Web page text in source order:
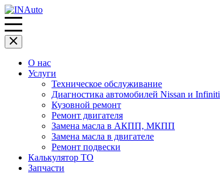
О нас
Услуги
Техническое обслуживание
Диагностика автомобилей Nissan и Infiniti
Кузовной ремонт
Ремонт двигателя
Замена масла в АКПП, МКПП
Замена масла в двигателе
Ремонт подвески
Калькулятор ТО
Запчасти